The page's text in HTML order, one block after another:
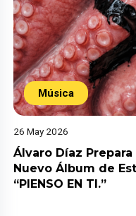
Música
26 May 2026
Álvaro Díaz Prepara
Nuevo Álbum de
“PIENSO EN TI.”